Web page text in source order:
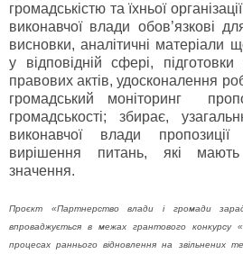
громадськістю та їхньої
виконавчої влади обов’язкові
висновки, аналітичні матеріали
у відповідній сфері,
правових актів, удосконалення
громадський моніторинг
громадськості; збирає,
виконавчої влади
вирішення питань, які
значення.
Проєкт «Партнерство влади і громади
впроваджується в межах грантового конкурсу
процесах раннього відновлення на звільнених